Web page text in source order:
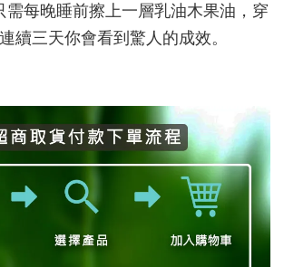
需每晚睡前擦上一層乳油木果油，穿
續三天你會看到驚人的成效。